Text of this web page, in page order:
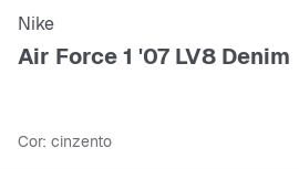
Nike
Air Force 1 '07 LV8 Denim
Cor: cinzento